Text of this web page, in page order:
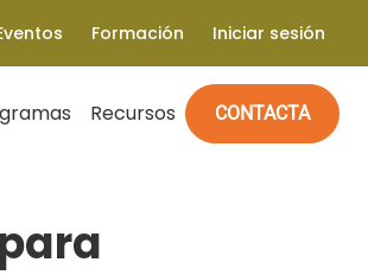
Formación Iniciar sesión
Recursos CONTACTA